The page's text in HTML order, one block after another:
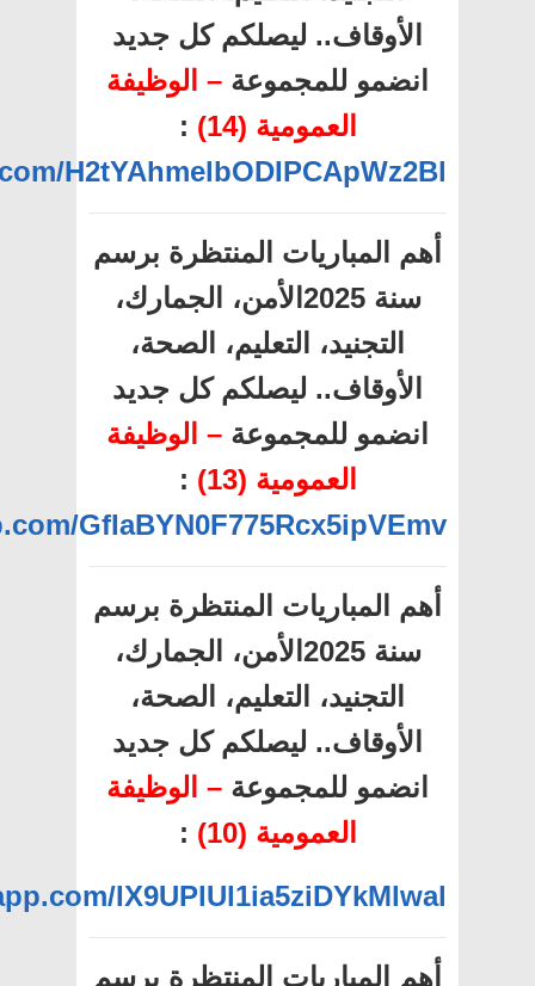
الأوقاف.. ليصلكم كل جديد
انضمو للمجموعة – الوظيفة
العمومية (14)
:
H2tYAhmelbODIPCApWz2Bl
أهم المباريات المنتظرة برسم
سنة 2025الأمن، الجمارك،
التجنيد، التعليم، الصحة،
الأوقاف.. ليصلكم كل جديد
انضمو للمجموعة – الوظيفة
العمومية (13)
:
GfIaBYN0F775Rcx5ipVEmv
أهم المباريات المنتظرة برسم
سنة 2025الأمن، الجمارك،
التجنيد، التعليم، الصحة،
الأوقاف.. ليصلكم كل جديد
انضمو للمجموعة – الوظيفة
العمومية (10)
:
IX9UPlUl1ia5ziDYkMlwal
أهم المباريات المنتظرة برسم